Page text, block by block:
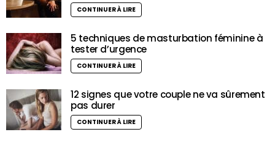
CONTINUER À LIRE
5 techniques de masturbation féminine à
tester d’urgence
CONTINUER À LIRE
12 signes que votre couple ne va sûrement
pas durer
CONTINUER À LIRE